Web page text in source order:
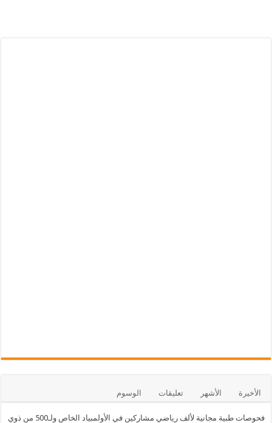
الأخيرة الأشهر تعليقات الوسوم
فحوصات طبية مجانية لألف رياضي مشاركين في الأولمبياد الخاص ولـ500 من ذوي